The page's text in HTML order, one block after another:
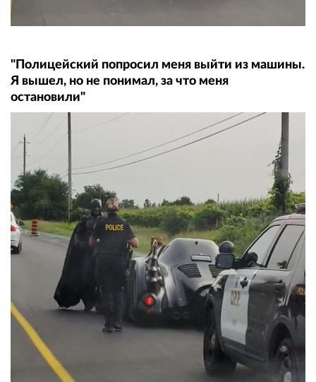
"Полицейский попросил меня выйти из машины.
Я вышел, но не понимал, за что меня
остановили"